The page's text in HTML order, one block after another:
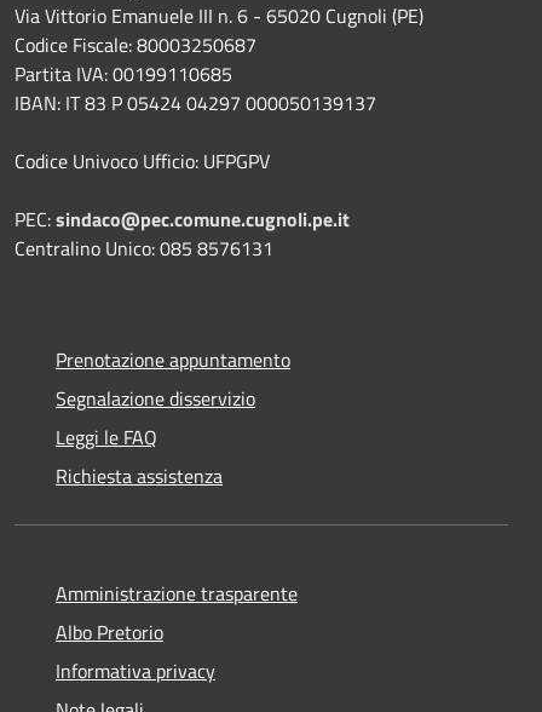
Via Vittorio Emanuele III n. 6 - 65020 Cugnoli (PE)
Codice Fiscale: 80003250687
Partita IVA: 00199110685
IBAN: IT 83 P 05424 04297 000050139137
Codice Univoco Ufficio: UFPGPV
PEC:sindaco@pec.comune.cugnoli.pe.it
Centralino Unico: 085 8576131
Prenotazione appuntamento
Segnalazione disservizio
Leggi le FAQ
Richiesta assistenza
Amministrazione trasparente
Albo Pretorio
Informativa privacy